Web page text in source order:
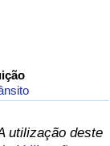
utilização deste